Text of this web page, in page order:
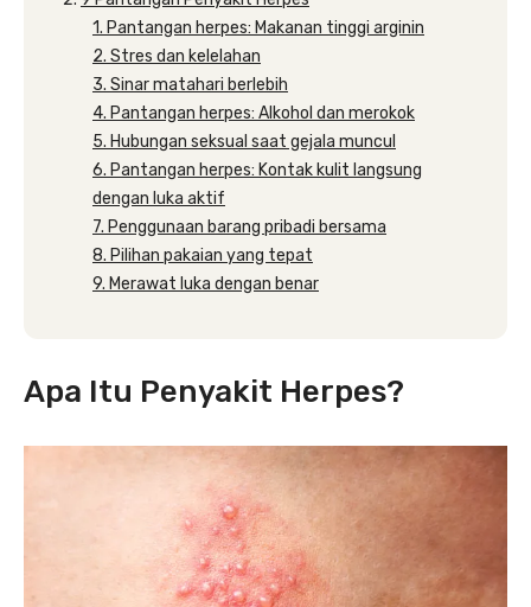
1. Pantangan herpes: Makanan tinggi arginin
2. Stres dan kelelahan
3. Sinar matahari berlebih
4. Pantangan herpes: Alkohol dan merokok
5. Hubungan seksual saat gejala muncul
6. Pantangan herpes: Kontak kulit langsung
dengan luka aktif
7. Penggunaan barang pribadi bersama
8. Pilihan pakaian yang tepat
9. Merawat luka dengan benar
Apa Itu Penyakit Herpes?